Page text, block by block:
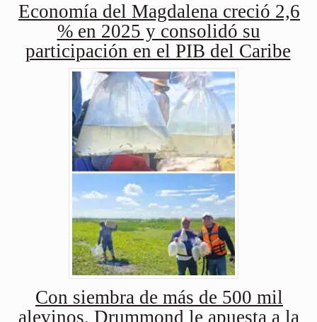
Economía del Magdalena creció 2,6
% en 2025 y consolidó su
participación en el PIB del Caribe
Con siembra de más de 500 mil
alevinos, Drummond le apuesta a la